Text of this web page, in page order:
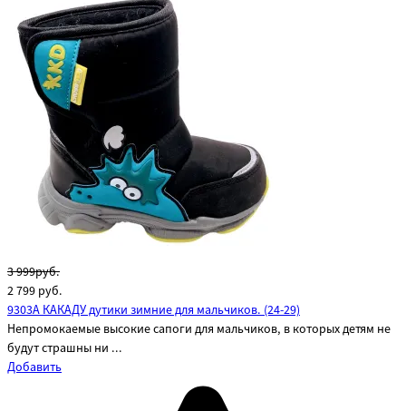
3 999руб.
2 799 руб.
9303А КАКАДУ дутики зимние для мальчиков. (24-29)
Непромокаемые высокие сапоги для мальчиков, в которых детям не
будут страшны ни ...
Добавить